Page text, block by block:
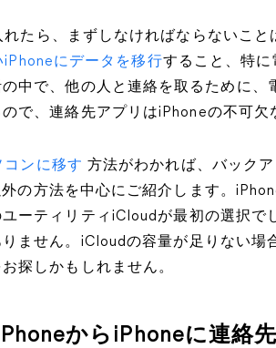
たら、まずしなければならないこと
にデータを移行すること、特
中で、他の人と連絡を取るために、
で、連絡先アプリはiPhoneの不可欠
ンに移す 方法がわかれば、バック
の方法を中心にご紹介します。
ーティリティiCloudが最初の選択で
ません。iCloudの容量が足りない場
探しかもしれません。
からiPhoneに連絡